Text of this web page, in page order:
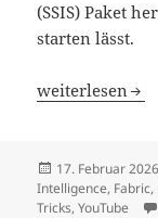
(SSIS) Paket
starten lässt.
Microsoft
weiterlesen
Veröffentlicht
am
17. Februar 2026
Intelligence, Fabric,
Tricks,YouTube